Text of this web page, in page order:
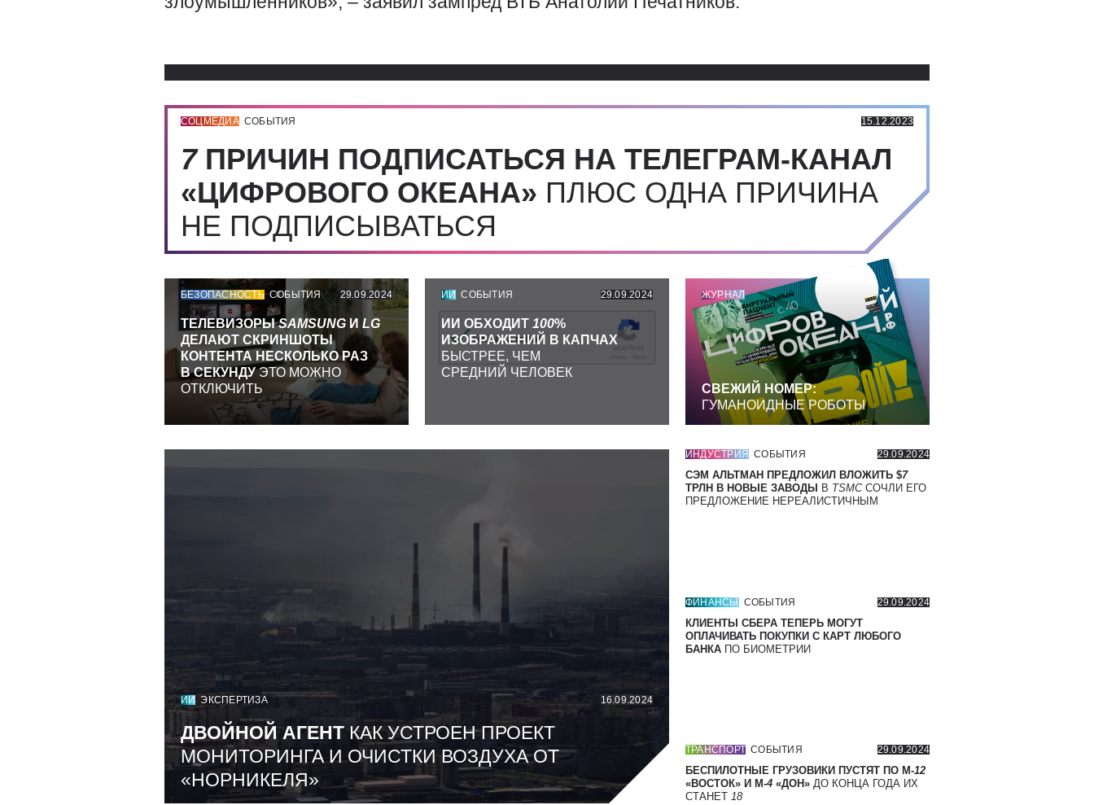
СОЦМЕДИА СОБЫТИЯ 15.12.2023
7 ПРИЧИН ПОДПИСАТЬСЯ НА ТЕЛЕГРАМ-КАНАЛ
«ЦИФРОВОГО ОКЕАНА» ПЛЮС ОДНА ПРИЧИНА
НЕ ПОДПИСЫВАТЬСЯ
БЕЗОПАСНОСТЬ СОБЫТИЯ 29.09.2024
ТЕЛЕВИЗОРЫSAMSUNG И LG
ДЕЛАЮТ СКРИНШОТЫ
КОНТЕНТА НЕСКОЛЬКО РАЗ
В СЕКУНДУЭТО МОЖНО
ОТКЛЮЧИТЬ
ИИ СОБЫТИЯ 29.09.2024
ИИ ОБХОДИТ 100%
ИЗОБРАЖЕНИЙ В КАПЧАХ
БЫСТРЕЕ, ЧЕМ
СРЕДНИЙ ЧЕЛОВЕК
ЖУРНАЛ
СВЕЖИЙ НОМЕР:
ГУМАНОИДНЫЕ РОБОТЫ
ИИ ЭКСПЕРТИЗА 16.09.2024
ДВОЙНОЙ АГЕНТКАК УСТРОЕН ПРОЕКТ
МОНИТОРИНГА И ОЧИСТКИ ВОЗДУХА ОТ
«НОРНИКЕЛЯ»
ИНДУСТРИЯ СОБЫТИЯ 29.09.2024
СЭМ АЛЬТМАН ПРЕДЛОЖИЛ ВЛОЖИТЬ $7
ТРЛН В НОВЫЕ ЗАВОДЫ
В TSMC СОЧЛИ ЕГО
ПРЕДЛОЖЕНИЕ НЕРЕАЛИСТИЧНЫМ
ФИНАНСЫ СОБЫТИЯ 29.09.2024
КЛИЕНТЫ СБЕРА ТЕПЕРЬ МОГУТ
ОПЛАЧИВАТЬ ПОКУПКИ С КАРТ ЛЮБОГО
БАНКА ПО БИОМЕТРИИ
ТРАНСПОРТ СОБЫТИЯ 29.09.2024
БЕСПИЛОТНЫЕ ГРУЗОВИКИ ПУСТЯТ ПО М-12
«ВОСТОК» И М-4 «ДОН» ДО КОНЦА ГОДА ИХ
СТАНЕТ 18